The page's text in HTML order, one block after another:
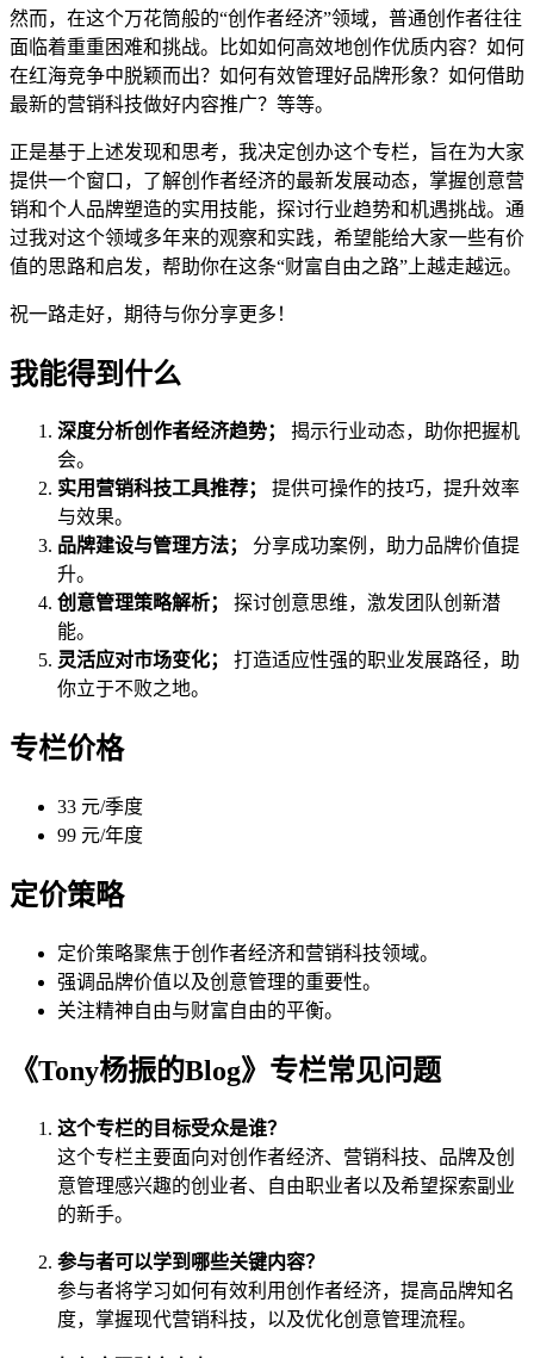
然而，在这个万花筒般的“创作者经济”领域，普通创作者往往
面临着重重困难和挑战。比如如何高效地创作优质内容？如何
在红海竞争中脱颖而出？如何有效管理好品牌形象？如何借助
最新的营销科技做好内容推广？等等。
正是基于上述发现和思考，我决定创办这个专栏，旨在为大家
提供一个窗口，了解创作者经济的最新发展动态，掌握创意营
销和个人品牌塑造的实用技能，探讨行业趋势和机遇挑战。通
过我对这个领域多年来的观察和实践，希望能给大家一些有价
值的思路和启发，帮助你在这条“财富自由之路”上越走越远。
祝一路走好，期待与你分享更多！
我能得到什么
深度分析创作者经济趋势；
揭示行业动态，助你把握机
会。
实用营销科技工具推荐；
提供可操作的技巧，提升效率
与效果。
品牌建设与管理方法；
分享成功案例，助力品牌价值提
升。
创意管理策略解析；
探讨创意思维，激发团队创新潜
能。
灵活应对市场变化；
打造适应性强的职业发展路径，助
你立于不败之地。
专栏价格
33 元/季度
99 元/年度
定价策略
定价策略聚焦于创作者经济和营销科技领域。
强调品牌价值以及创意管理的重要性。
关注精神自由与财富自由的平衡。
《Tony杨振的Blog》专栏常见问题
这个专栏的目标受众是谁？
这个专栏主要面向对创作者经济、营销科技、品牌及创
意管理感兴趣的创业者、自由职业者以及希望探索副业
的新手。
参与者可以学到哪些关键内容？
参与者将学习如何有效利用创作者经济，提高品牌知名
度，掌握现代营销科技，以及优化创意管理流程。